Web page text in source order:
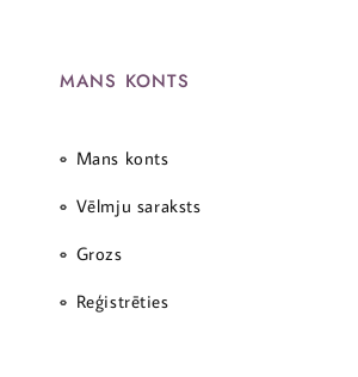
MANS KONTS
Mans konts
Vēlmju saraksts
Grozs
Reģistrēties